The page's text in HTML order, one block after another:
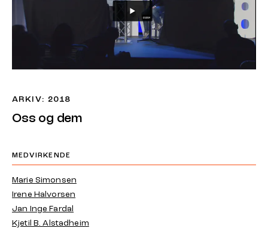
ARKIV: 2018
Oss og dem
MEDVIRKENDE
Marie Simonsen
Irene Halvorsen
Jan Inge Fardal
Kjetil B. Alstadheim